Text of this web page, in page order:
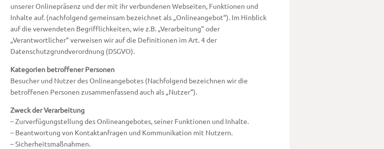
unserer Onlinepräsenz und der mit ihr verbundenen Webseiten, Funktionen und
Inhalte auf. (nachfolgend gemeinsam bezeichnet als „Onlineangebot“). Im Hinblick
auf die verwendeten Begrifflichkeiten, wie z.B. „Verarbeitung“ oder
„Verantwortlicher“ verweisen wir auf die Definitionen im Art. 4 der
Datenschutzgrundverordnung (DSGVO).
Kategorien betroffener Personen
Besucher und Nutzer des Onlineangebotes (Nachfolgend bezeichnen wir die
betroffenen Personen zusammenfassend auch als „Nutzer“).
Zweck der Verarbeitung
– Zurverfügungstellung des Onlineangebotes, seiner Funktionen und Inhalte.
– Beantwortung von Kontaktanfragen und Kommunikation mit Nutzern.
– Sicherheitsmaßnahmen.